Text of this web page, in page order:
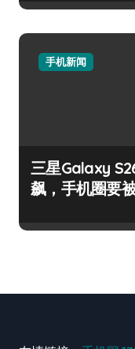
手机新闻
三星Galaxy
飙，手机圈要